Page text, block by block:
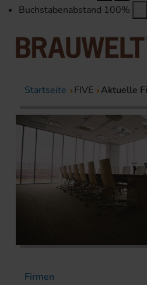
Buchstabenabstand 100%
Startseite FIVE Aktuelle
Firmen